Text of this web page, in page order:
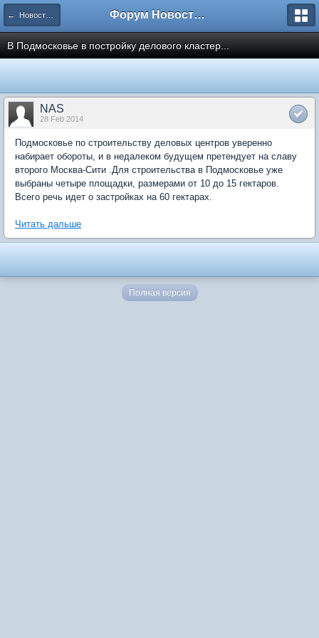
← Новости рынка недвижимости Форум Новостройки
В Подмосковье в постройку делового кластер...
NAS
28 Feb 2014
Подмосковье по строительству деловых центров уверенно
набирает обороты, и в недалеком будущем претендует на славу
второго Москва-Сити .Для строительства в Подмосковье уже
выбраны четыре площадки, размерами от 10 до 15 гектаров.
Всего речь идет о застройках на 60 гектарах.
Читать дальше
Полная версия